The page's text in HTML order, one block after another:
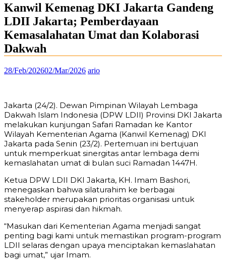
Kanwil Kemenag DKI Jakarta Gandeng
LDII Jakarta; Pemberdayaan
Kemasalahatan Umat dan Kolaborasi
Dakwah
28/Feb/202602/Mar/2026 ario
Jakarta (24/2). Dewan Pimpinan Wilayah Lembaga
Dakwah Islam Indonesia (DPW LDII) Provinsi DKI Jakarta
melakukan kunjungan Safari Ramadan ke Kantor
Wilayah Kementerian Agama (Kanwil Kemenag) DKI
Jakarta pada Senin (23/2). Pertemuan ini bertujuan
untuk memperkuat sinergitas antar lembaga demi
kemaslahatan umat di bulan suci Ramadan 1447H.
Ketua DPW LDII DKI Jakarta, KH. Imam Bashori,
menegaskan bahwa silaturahim ke berbagai
stakeholder merupakan prioritas organisasi untuk
menyerap aspirasi dan hikmah.
“Masukan dari Kementerian Agama menjadi sangat
penting bagi kami untuk memastikan program-program
LDII selaras dengan upaya menciptakan kemaslahatan
bagi umat,” ujar Imam.